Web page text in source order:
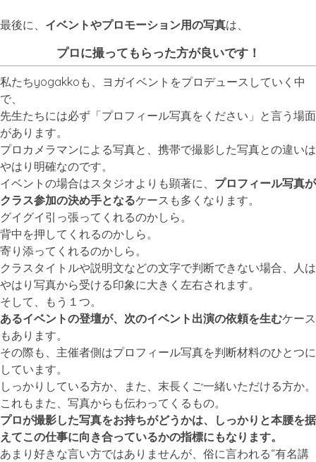
最後に、 イベントやプロモーション用の写真は、
プロに撮ってもらった方が良いです！
私たちyogakkoも、ヨガイベントをプロデュースしていく中
で、
先生たちには必ず「プロフィール写真をください」と言う場面
があります。
プロカメラマンによる写真と、携帯で撮影した写真との違いは
やはり明確なのです。
イベントの場合はスタジオよりも顕著に、 プロフィール写真が
クラス参加の決め手となるケースも多くなります。
グイグイ引っ張ってくれるのかしら。
背中を押してくれるのかしら。
寄り添ってくれるのかしら。
クラスタイトルや説明文などの文字で判断できない場合、人は
やはり写真から受ける印象に大きく左右されます。
そして、もう１つ。
あるイベントの登壇が、次のイベント出演の依頼を生むケース
もあります。
その際も、主催者側はプロフィール写真を判断材料のひとつに
しています。
しっかりしている方か、また、末長くご一緒いただける方か。
これもまた、写真からも伝わってくるもの。
プロが撮影した写真をお持ちがどうかは、しっかりと本腰を据
えてこの仕事に向き合っているかの指標にもなります。
あまり好きな言い方ではありませんが、俗に言われる“有名講